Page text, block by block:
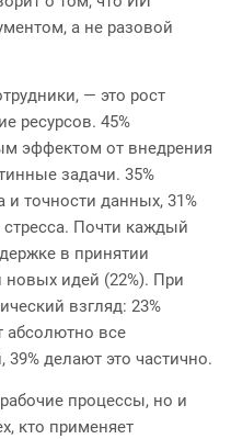
а не разовой
— это рост
ресурсов. 45%
эффектом от внедрения
задачи. 35%
точности данных, 31%
Почти каждый
в принятии
идей (22%). При
взгляд: 23%
абсолютно все
39% делают это частично.
процессы, но и
кто применяет